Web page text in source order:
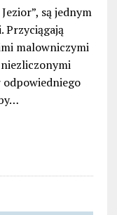
są jednym
Przyciągają
malowniczymi